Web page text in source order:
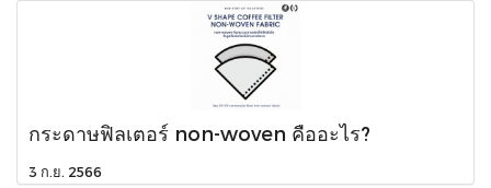
กระดาษฟิลเตอร์ non-woven คืออะไร?
3 ก.ย. 2566